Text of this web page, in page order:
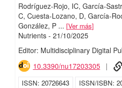
Rodríguez-Rojo, IC García-
C Cuesta-Lozano, D García-
González, P ... Ver más
Nutrients- 21/10/2025
Editor: Multidisciplinary Digital
10.3390/nu17203305
ISSN 20726643 ISSN/ISBN